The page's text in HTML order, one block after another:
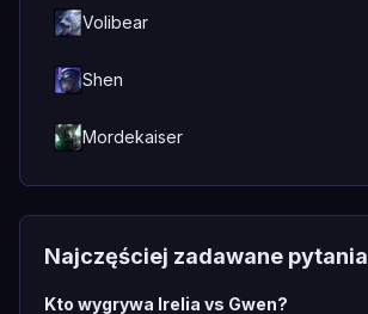
Volibear
Shen
Mordekaiser
Najczęściej zadawane pytania
Kto wygrywa Irelia vs Gwen?